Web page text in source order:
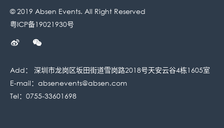
© 2019 Absen Events. All Right Reserved
粤ICP备19021930号
Add： 深圳市龙岗区坂田街道雪岗路2018号天安云谷4栋1605室
E-mail： absenevents@absen.com
Tel：0755-33601698